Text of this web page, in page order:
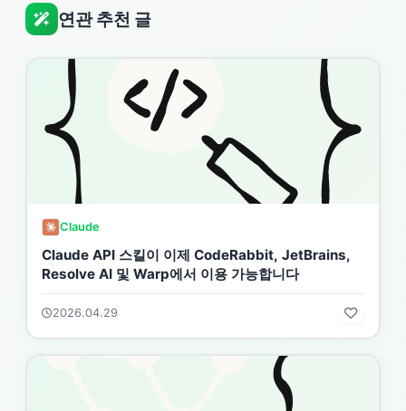
연관 추천 글
Claude
Claude API 스킬이 이제 CodeRabbit, JetBrains,
Resolve AI 및 Warp에서 이용 가능합니다
2026.04.29